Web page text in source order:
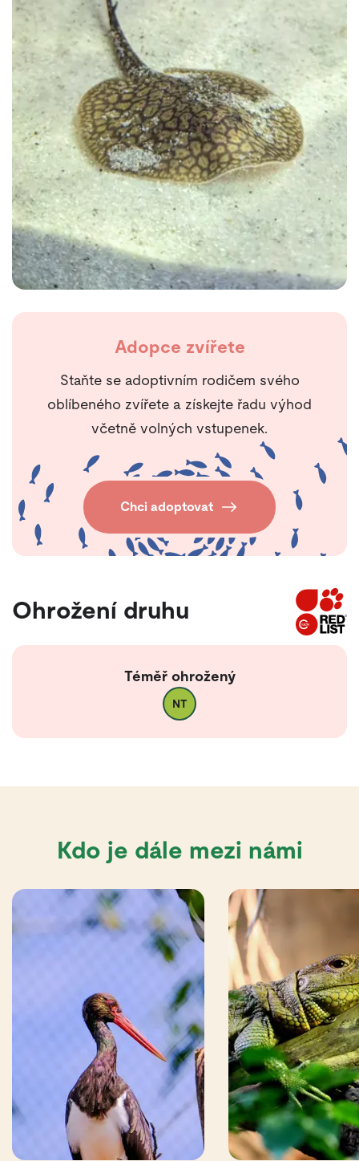
Adopce zvířete
Staňte se adoptivním rodičem svého
oblíbeného zvířete a získejte řadu výhod
včetně volných vstupenek.
Chci adoptovat
Ohrožení druhu
Téměř ohrožený
NT
Kdo je dále mezi námi